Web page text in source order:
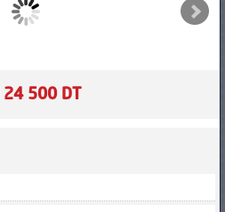
24 500 DT